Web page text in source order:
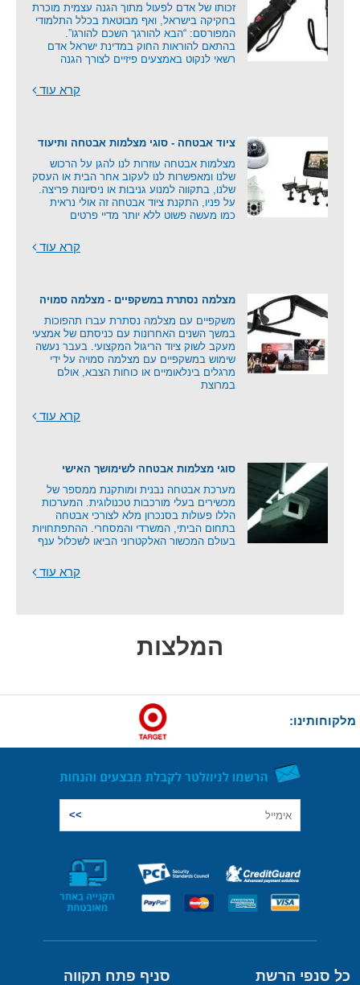
זכותו של אדם לפעול מתוך הגנה עצמית מוכרת
בחקיקה בישראל, ואף מבוטאת בכלל התלמודי
המפורסם: “הבא להורגך השכם להורגו”.
בהתאם להוראות החוק במדינת ישראל אדם
רשאי לנקוט באמצעים פיזיים לצורך הגנה
קרא עוד
ציוד אבטחה - סוגי מצלמות אבטחה ותיעוד
מצלמות אבטחה עוזרות לנו להגן על הרכוש
שלנו ומאפשרות לנו לעקוב אחר הבית או העסק
שלנו, בתקווה למנוע גניבות או ניסיונות פריצה.
על פניו, התקנת ציוד אבטחה זה אולי נראית
כמו מעשה פשוט ללא יותר מדיי פרטים
קרא עוד
מצלמה נסתרת במשקפיים - מצלמה סמויה
משקפיים עם מצלמה נסתרת עברו תהפוכות
במשך השנים האחרונות עם כניסתם של אמצעי
מעקב לשוק ציוד הריגול המקצועי. בעבר נעשה
שימוש במשקפיים עם מצלמה סמויה על ידי
מרגלים בינלאומיים או כוחות הצבא, אולם
במרוצת
קרא עוד
סוגי מצלמות אבטחה לשימושך האישי
מערכת אבטחה נבנית ומותקנת ממספר של
מכשירים בעלי מורכבות טכנולוגית. המערכות
הללו פעולות בסנכרון מלא לצורכי אבטחה
בתחום הביתי, המשרדי והמסחרי. ההתפתחויות
בעולם המכשור האלקטרוני הביאו לשכלול ענף
קרא עוד
המלצות
מלקוחותינו:
כל סנפי הרשת סניף פתח תקווה